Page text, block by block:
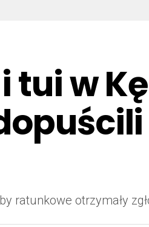
tui w
ratunkowe otrzymały